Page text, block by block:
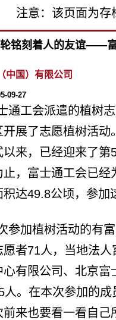
注意：该页面为
铭刻着人的友谊——
中国）有限公司
09-27
通工会派遣的植树
开展了志愿植树活
以来，已经迎来了
止，富士通工会已经
积达49.8公顷，参加
参加植树活动的有
愿者71人，当地法
心有限公司、北京
人。在本次参加的
前来也要看一看自